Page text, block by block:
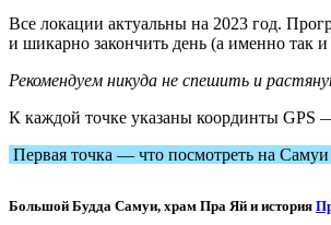
Все локации актуальны на 2023 год.
и шикарно закончить день (а именно так
Рекомендуем никуда не спешить и
К каждой точке указаны координты GPS
Первая точка — что посмотреть на Самуи
Большой Будда Самуи, храм Пра Яй и история